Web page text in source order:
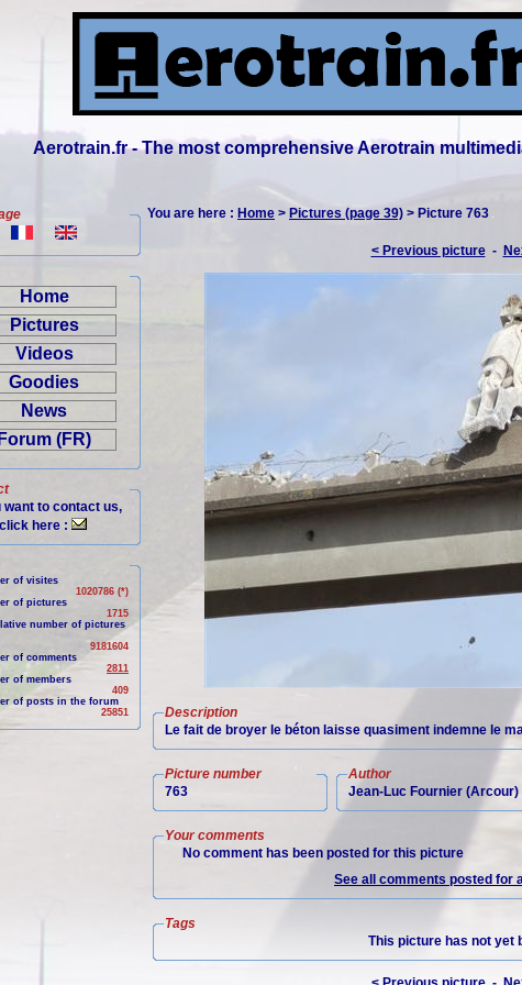
Aerotrain.fr - The most comprehensive Aerotrain
Home
Pictures
Videos
Goodies
News
Forum (FR)
want to contact us,
click here :
of visites
1020786 (*)
of pictures
1715
number of pictures
9181604
of comments
2811
of members
409
of posts in the forum
25851
You are here : Home > Pictures (page 39) > Picture 763
< Previous picture-
Description
Le fait de broyer le béton laisse quasiment indemne le
Picture number
763
Author
Jean-Luc Fournier (Arcour)
Your comments
No comment has been posted for this picture
See all comments posted for
Tags
This picture has not yet